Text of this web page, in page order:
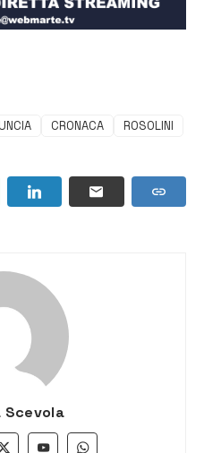
CRONACA ROSOLINI
Scevola